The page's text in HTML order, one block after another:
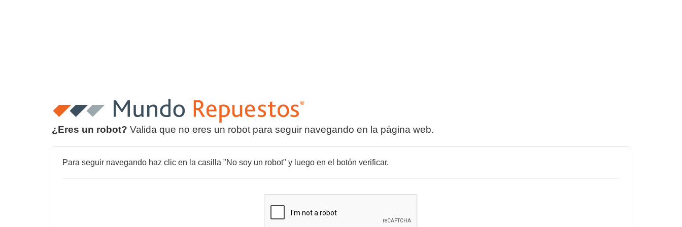
¿Eres un robot? Valida que no eres un robot para seguir navegando en la página web.
Para seguir navegando haz clic en la casilla "No soy un robot" y luego en el botón verificar.